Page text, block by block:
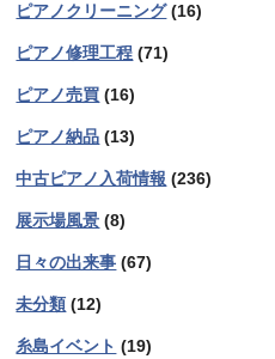
ピアノクリーニング(16)
ピアノ修理工程 (71)
ピアノ売買 (16)
ピアノ納品 (13)
中古ピアノ入荷情報 (236)
展示場風景 (8)
日々の出来事 (67)
未分類 (12)
糸島イベント (19)